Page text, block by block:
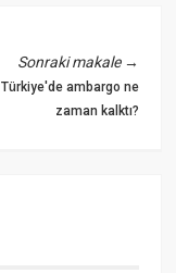
Sonraki makale→
Türkiye'de ambargo ne
zaman kalktı?